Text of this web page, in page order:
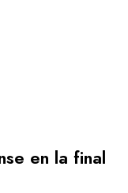
en la final